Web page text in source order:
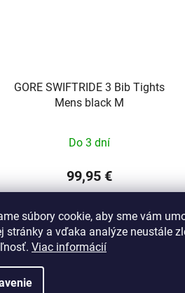
súbory cookie, aby sme vám
stránky a vďaka analýze neustále
Viac informácií
GORE SWIFTRIDE 3 Bib Tights
Mens black M
Do 3 dní
99,95 €
DO KOŠÍKA